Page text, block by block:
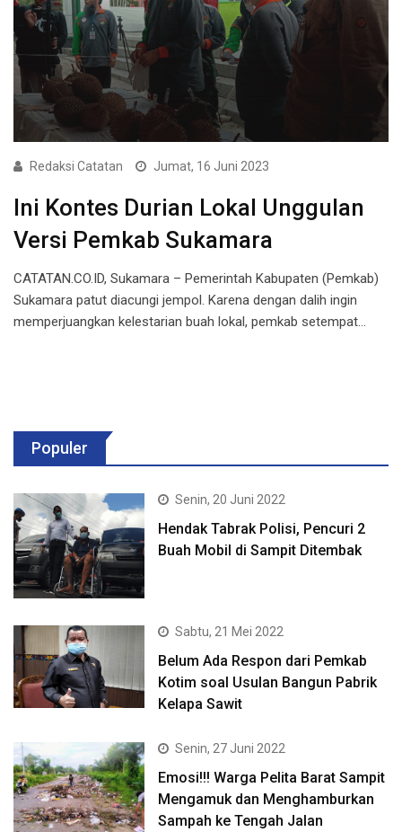
Redaksi Catatan Jumat, 16 Juni 2023
Ini Kontes Durian Lokal Unggulan
Versi Pemkab Sukamara
CATATAN.CO.ID, Sukamara – Pemerintah Kabupaten (Pemkab)
Sukamara patut diacungi jempol. Karena dengan dalih ingin
memperjuangkan kelestarian buah lokal, pemkab setempat…
Populer
Senin, 20 Juni 2022
Hendak Tabrak Polisi, Pencuri 2
Buah Mobil di Sampit Ditembak
Sabtu, 21 Mei 2022
Belum Ada Respon dari Pemkab
Kotim soal Usulan Bangun Pabrik
Kelapa Sawit
Senin, 27 Juni 2022
Emosi!!! Warga Pelita Barat Sampit
Mengamuk dan Menghamburkan
Sampah ke Tengah Jalan